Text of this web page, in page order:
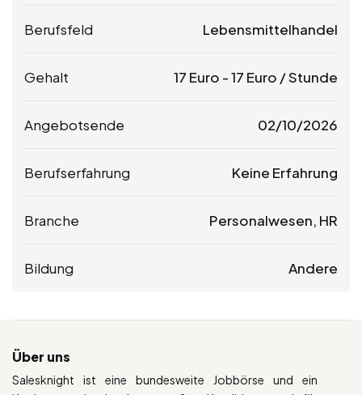
Berufsfeld Lebensmittelhandel
Gehalt 17 Euro -17 Euro / Stunde
Angebotsende 02/10/2026
Berufserfahrung Keine Erfahrung
Branche Personalwesen, HR
Bildung Andere
Über uns
Salesknight ist eine bundesweite Jobbörse und ein